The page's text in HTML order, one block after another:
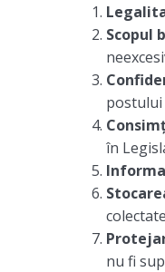
Scopul
postului
în
nu fi